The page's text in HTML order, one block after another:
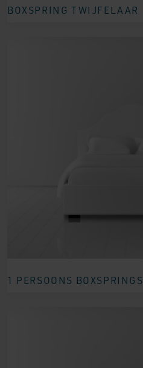
BOXSPRING TWIJFELAAR
1 PERSOONS BOXSPRINGS